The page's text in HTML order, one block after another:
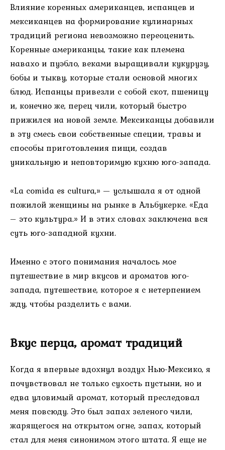
Влияние коренных американцев, испанцев и
мексиканцев на формирование кулинарных
традиций региона невозможно переоценить.
Коренные американцы, такие как племена
навахо и пуэбло, веками выращивали кукурузу,
бобы и тыкву, которые стали основой многих
блюд. Испанцы привезли с собой скот, пшеницу
и, конечно же, перец чили, который быстро
прижился на новой земле. Мексиканцы добавили
в эту смесь свои собственные специи, травы и
способы приготовления пищи, создав
уникальную и неповторимую кухню юго-запада.
«La comida es cultura,» — услышала я от одной
пожилой женщины на рынке в Альбукерке. «Еда
– это культура.» И в этих словах заключена вся
суть юго-западной кухни.
Именно с этого понимания началось мое
путешествие в мир вкусов и ароматов юго-
запада, путешествие, которое я с нетерпением
жду, чтобы разделить с вами.
Вкус перца, аромат традиций
Когда я впервые вдохнул воздух Нью-Мексико, я
почувствовал не только сухость пустыни, но и
едва уловимый аромат, который преследовал
меня повсюду. Это был запах зеленого чили,
жарящегося на открытом огне, запах, который
стал для меня синонимом этого штата. Я еще не